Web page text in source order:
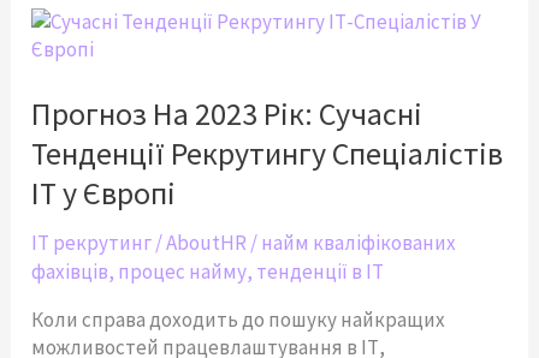
Прогноз На 2023 Рік: Сучасні
Тенденції Рекрутингу Спеціалістів
ІТ у Європі
IT рекрутинг/AboutHR /найм кваліфікованих
фахівців, процес найму, тенденції в IT
Коли справа доходить до пошуку найкращих
можливостей працевлаштування в ІТ,
Прогноз
На
Рік:
Сучасні
Тенденції
Рекрутингу
Спеціалістів
ІТ
у